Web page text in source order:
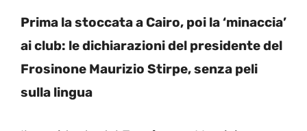
Prima la stoccata a Cairo, poi la ‘minaccia’
ai club: le dichiarazioni del presidente del
Frosinone Maurizio Stirpe, senza peli
sulla lingua